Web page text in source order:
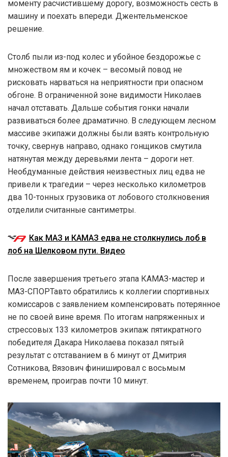
моменту расчистившему дорогу, возможность сесть в
машину и поехать впереди. Джентельменское
решение.
Столб пыли из-под колес и убойное бездорожье с
множеством ям и кочек – весомый повод не
рисковать нарваться на неприятности при опасном
обгоне. В ограниченной зоне видимости Николаев
начал отставать. Дальше события гонки начали
развиваться более драматично. В следующем лесном
массиве экипажи должны были взять контрольную
точку, свернув направо, однако гонщиков смутила
натянутая между деревьями лента – дороги нет.
Необдуманные действия неизвестных лиц едва не
привели к трагедии – через несколько километров
два 10-тонных грузовика от лобового столкновения
отделили считанные сантиметры.
Как МАЗ и КАМАЗ едва не столкнулись лоб в
лоб на Шелковом пути. Видео
После завершения третьего этапа КАМАЗ-мастер и
МАЗ-СПОРТавто обратились к коллегии спортивных
комиссаров с заявлением компенсировать потерянное
не по своей вине время. По итогам напряженных и
стрессовых 133 километров экипаж пятикратного
победителя Дакара Николаева показал пятый
результат с отставанием в 6 минут от Дмитрия
Сотникова, Вязович финишировал с восьмым
временем, проиграв почти 10 минут.